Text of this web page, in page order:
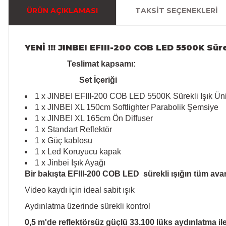
ÜRÜN AÇIKLAMASI TAKSIT SEÇENEKLERI
YENİ !!! JINBEI EFIII-200 COB LED 5500K
Teslimat kapsamı:
Set İçeriği
1 x JINBEI EFIII-200 COB LED 5500K Sürekli Işık
1 x JINBEI XL 150cm Softlighter Parabolik Şemsiye
1 x JINBEI XL 165cm Ön Diffuser
1 x Standart Reflektör
1 x Güç kablosu
1 x Led Koruyucu kapak
1 x Jinbei Işık Ayağı
Bir bakışta EFIII-200 COB LED sürekli ışığın tüm
Video kaydı için ideal sabit ışık
Aydınlatma üzerinde sürekli kontrol
0,5 m'de reflektörsüz güçlü 33.100 lüks aydınlatma ile